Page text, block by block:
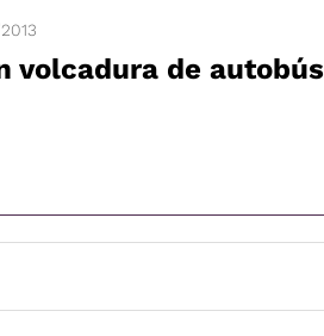
volcadura de autobús